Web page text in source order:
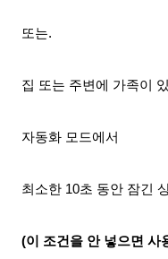
또는.
집 또는 주변에 가족이
자동화 모드에서
최소한 10초 동안 잠긴
(이 조건을 안 넣으면 사